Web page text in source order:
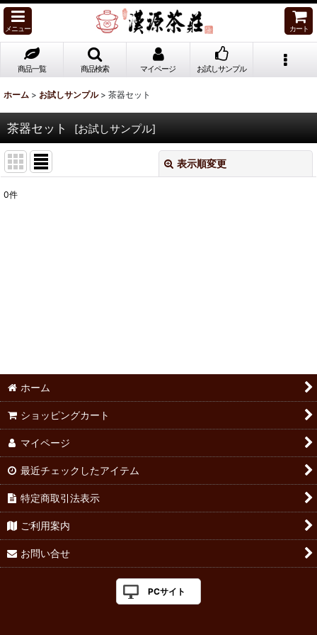
メニュー カート
商品一覧 商品検索 マイページ お試しサンプル
ホーム > お試しサンプル > 茶器セット
茶器セット [お試しサンプル]
表示順変更
0件
ホーム
ショッピングカート
マイページ
最近チェックしたアイテム
特定商取引法表示
ご利用案内
お問い合せ
PCサイト